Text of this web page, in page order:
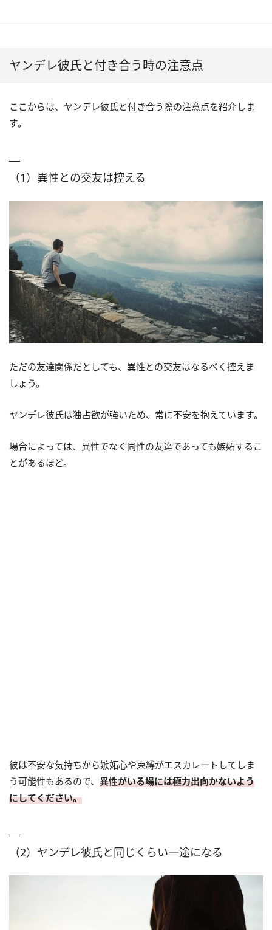
ヤンデレ彼氏と付き合う時の注意点
ここからは、ヤンデレ彼氏と付き合う際の注意点を紹介しま
す。
（1）異性との交友は控える
ただの友達関係だとしても、異性との交友はなるべく控えま
しょう。
ヤンデレ彼氏は独占欲が強いため、常に不安を抱えています。
場合によっては、異性でなく同性の友達であっても嫉妬するこ
とがあるほど。
彼は不安な気持ちから嫉妬心や束縛がエスカレートしてしま
う可能性もあるので、 異性がいる場には極力出向かないよう
にしてください。
（2）ヤンデレ彼氏と同じくらい一途になる